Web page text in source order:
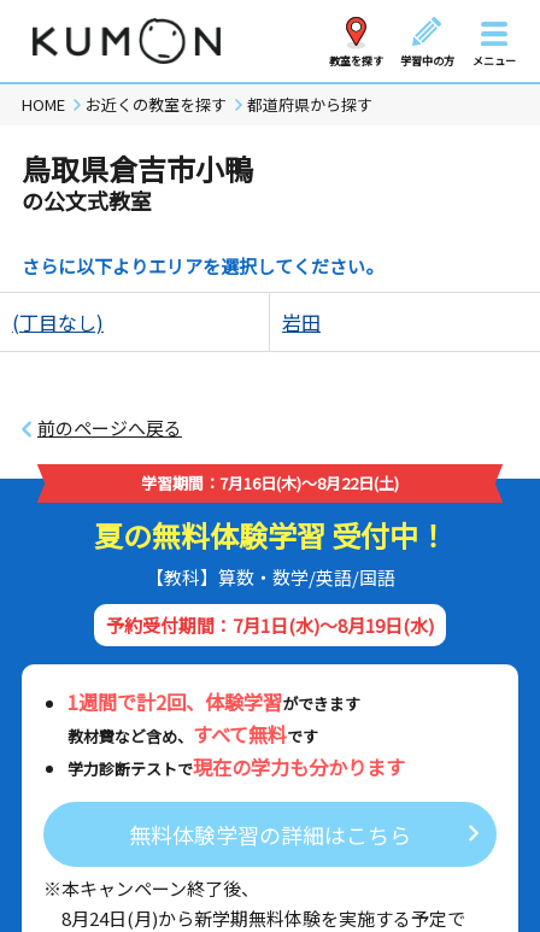
教室を探す 学習中の方 メニュー
HOME お近くの教室を探す 都道府県から探す
鳥取県倉吉市小鴨
の公文式教室
さらに以下よりエリアを選択してください。
(丁目なし) 岩田
前のページへ戻る
学習期間：7月16日(木)～8月22日(土)
夏の無料体験学習 受付中！
【教科】算数・数学/英語/国語
予約受付期間：7月1日(水)～8月19日(水)
1週間で計2回、体験学習ができます
教材費など含め、 すべて無料です
学力診断テストで現在の学力も分かります
無料体験学習の詳細はこちら
※本キャンペーン終了後、
8月24日(月)から新学期無料体験を実施する予定で